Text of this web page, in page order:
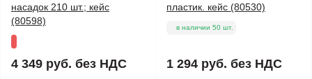
насадок 210 шт.; кейс
(80598)
4 349 руб. без НДС
пластик. кейс (80530)
в наличии 50 шт.
1 294 руб. без НДС